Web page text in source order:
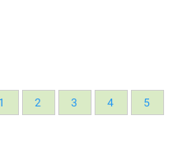
1 2 3 4 5